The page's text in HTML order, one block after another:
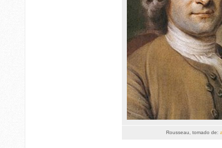
Rousseau, tomado de: